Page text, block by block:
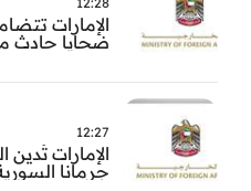
الإمارات
ضحايا حادث
12:27
الإمارات تُدين
جرمانا